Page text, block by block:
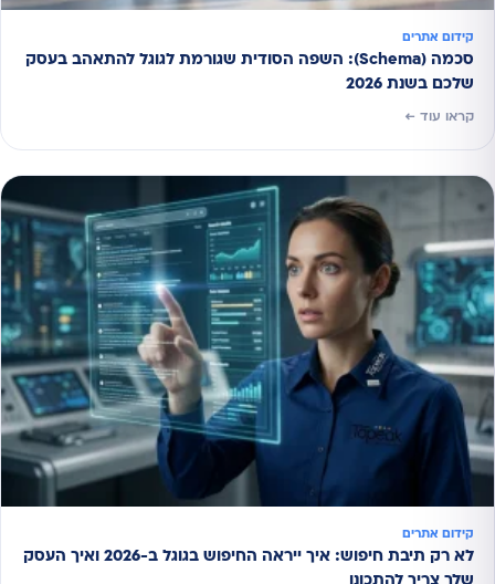
קידום אתרים
סכמה (Schema): השפה הסודית שגורמת לגוגל להתאהב בעסק
שלכם בשנת 2026
קראו עוד ←
קידום אתרים
לא רק תיבת חיפוש: איך ייראה החיפוש בגוגל ב-2026 ואיך העסק